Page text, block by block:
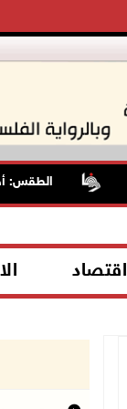
الطقس: أجواء
اقتصاد